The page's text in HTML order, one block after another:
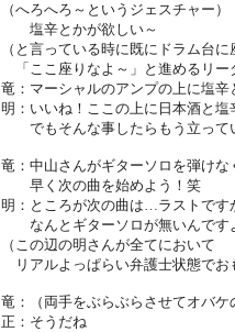
（へろへろ～というジェスチャー）
塩辛とかが欲しい～
（と言っている時に既にドラム台
「ここ座りなよ～」と進めるリー
竜：マーシャルのアンプの上に塩
明：いいね！ここの上に日本酒と
でもそんな事したらもう立って
竜：中山さんがギターソロを弾けな
早く次の曲を始めよう！笑
明：ところが次の曲は…ラストです
なんとギターソロが無いんです
（この辺の明さんが全てにおいて
リアルよっぱらい弁護士状態でお
竜：（両手をぶらぶらさせてオバ
正：そうだね